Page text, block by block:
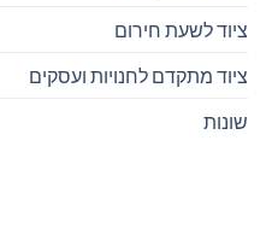
ציוד לשעת חירום
ציוד מתקדם לחנויות ועסקים
שונות